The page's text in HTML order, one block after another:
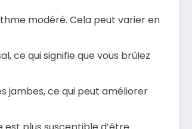
modéré. Cela peut varier en
ce qui signifie que vous brûlez
jambes, ce qui peut améliorer